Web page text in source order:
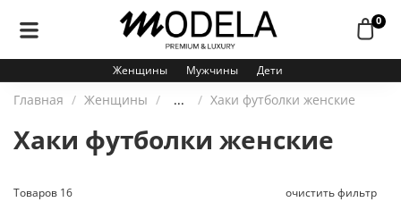
0
Женщины Мужчины Дети
Главная Женщины ... Хаки футболки женские
Хаки футболки женские
Товаров 16 очистить фильтр